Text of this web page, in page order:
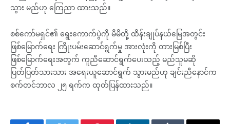
သွား မည်ဟု ကြေညာ ထားသည်။
စစ်ကော်မရှင်၏ ရွေးကောက်ပွဲကို မိမိတို့ ထိန်းချုပ်နယ်မြေအတွင်း
ဖြစ်မြောက်ရေး ကြိုးပမ်းဆောင်ရွက်မှု အားလုံးကို တားမြစ်ပြီး
ဖြစ်မြောက်ရေးအတွက် ကူညီဆောင်ရွက်ပေးသည့် မည်သူမဆို
ပြတ်ပြတ်သားသား အရေးယူဆောင်ရွက် သွားမည်ဟု ချင်းညီနောင်က
စက်တင်ဘာလ ၂၅ ရက်က ထုတ်ပြန်ထားသည်။